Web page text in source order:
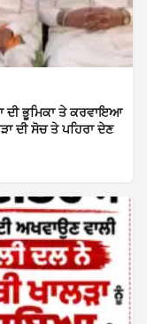
ਦੀ ਭੂਮਿਕਾ ਤੇ ਕਰਵਾਇਆ
ਦੀ ਸੋਚ ਤੇ ਪਹਿਰਾ ਦੇਣ